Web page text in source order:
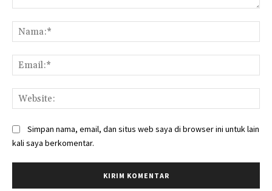
Simpan nama, email, dan situs web saya di browser ini untuk lain
kali saya berkomentar.